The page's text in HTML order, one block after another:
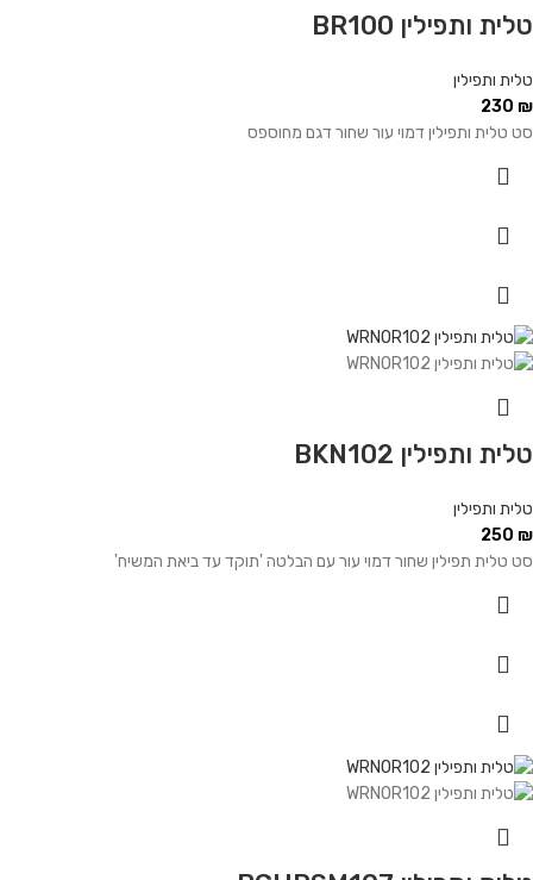
טלית ותפילין BR100
טלית ותפילין
230 ₪
סט טלית ותפילין דמוי עור שחור דגם מחוספס
טלית ותפילין BKN102
טלית ותפילין
250 ₪
סט טלית תפילין שחור דמוי עור עם הבלטה 'תוקד עד ביאת המשיח'